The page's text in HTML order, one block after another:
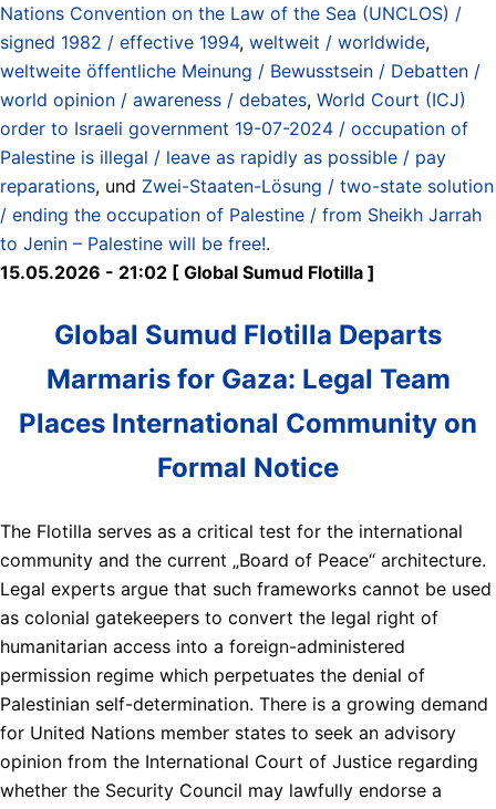
Nations Convention on the Law of the Sea (UNCLOS) /
signed 1982 / effective 1994, weltweit / worldwide,
weltweite öffentliche Meinung / Bewusstsein / Debatten /
world opinion / awareness / debates, World Court (ICJ)
order to Israeli government 19-07-2024 / occupation of
Palestine is illegal / leave as rapidly as possible / pay
reparations, und Zwei-Staaten-Lösung / two-state solution
/ ending the occupation of Palestine / from Sheikh Jarrah
to Jenin – Palestine will be free!.
15.05.2026 - 21:02 [ Global Sumud Flotilla ]
Global Sumud Flotilla Departs
Marmaris for Gaza: Legal Team
Places International Community on
Formal Notice
The Flotilla serves as a critical test for the international
community and the current „Board of Peace“ architecture.
Legal experts argue that such frameworks cannot be used
as colonial gatekeepers to convert the legal right of
humanitarian access into a foreign-administered
permission regime which perpetuates the denial of
Palestinian self-determination. There is a growing demand
for United Nations member states to seek an advisory
opinion from the International Court of Justice regarding
whether the Security Council may lawfully endorse a